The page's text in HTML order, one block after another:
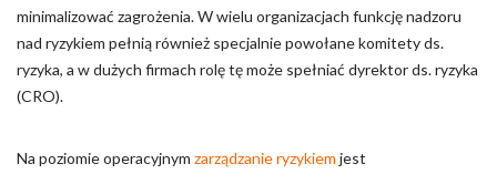
minimalizować zagrożenia. W wielu organizacjach funkcję nadzoru
nad ryzykiem pełnią również specjalnie powołane komitety ds.
ryzyka, a w dużych firmach rolę tę może spełniać dyrektor ds. ryzyka
(CRO).
Na poziomie operacyjnym zarządzanie ryzykiem jest